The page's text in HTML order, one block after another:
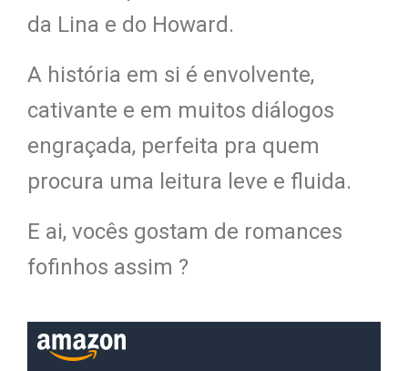
da Lina e do Howard.
A história em si é envolvente,
cativante e em muitos diálogos
engraçada, perfeita pra quem
procura uma leitura leve e fluida.
E ai, vocês gostam de romances
fofinhos assim ?